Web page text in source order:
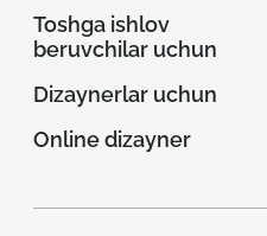
Toshga ishlov
beruvchilar uchun
Dizaynerlar uchun
Online dizayner